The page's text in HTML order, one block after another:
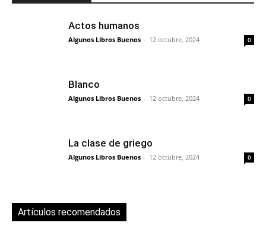
Actos humanos
Algunos Libros Buenos - 12 octubre, 2024 0
Blanco
Algunos Libros Buenos - 12 octubre, 2024 0
La clase de griego
Algunos Libros Buenos - 12 octubre, 2024 0
Artículos recomendados